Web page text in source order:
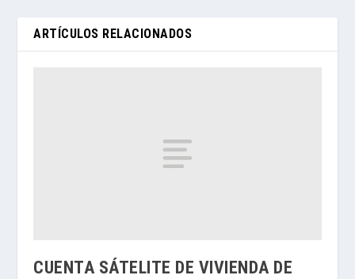
ARTÍCULOS RELACIONADOS
CUENTA SÁTELITE DE VIVIENDA DE